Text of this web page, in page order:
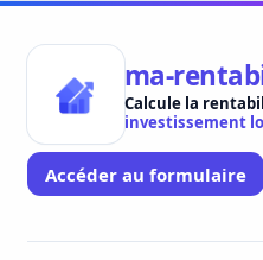
ma-
Calcule la
investissement
Accéder au formulaire